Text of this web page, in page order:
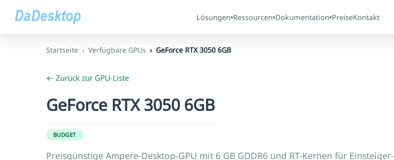
Lösungen▾Ressourcen▾Dokumentation▾PreiseKontakt
Startseite Verfügbare GPUs GeForce RTX 3050 6GB
← Zurück zur GPU-Liste
GeForce RTX 3050 6GB
BUDGET
Preisgünstige Ampere-Desktop-GPU mit 6 GB GDDR6 und RT-Kernen für Einsteiger-